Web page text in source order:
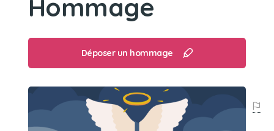
Son jouet préféré
Son loisir préféré
Jouer à la baboule
Hommage
Déposer un hommage